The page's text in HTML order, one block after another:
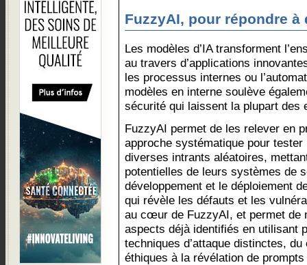
FuzzyAI, pour répondre à
Les modèles d’IA transforment
au travers d’applications
les processus internes ou
modèles en interne soulève
sécurité qui laissent la plupart des
FuzzyAI permet de les relever en
approche systématique pour tester
diverses intrants aléatoires,
potentielles de leurs systèmes de
développement et le déploiement
qui révèle les défauts et les
au cœur de FuzzyAI, et permet de
aspects déjà identifiés en utilisant
techniques d’attaque distinctes,
éthiques à la révélation de